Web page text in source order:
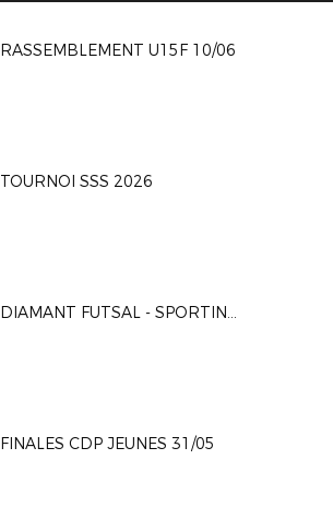
RASSEMBLEMENT U15F 10/06
TOURNOI SSS 2026
DIAMANT FUTSAL - SPORTING CLUB PARIS 4-2
FINALES CDP JEUNES 31/05